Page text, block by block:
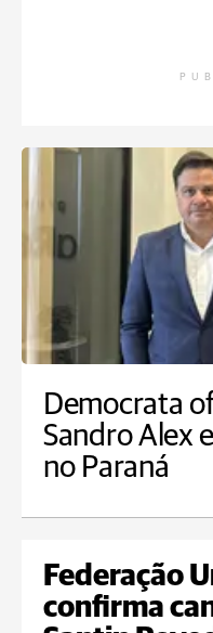
Democrata
Sandro Alex
no Paraná
Federação
confirma